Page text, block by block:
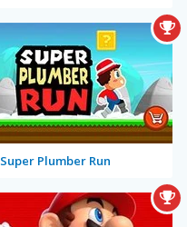
Super Plumber Run